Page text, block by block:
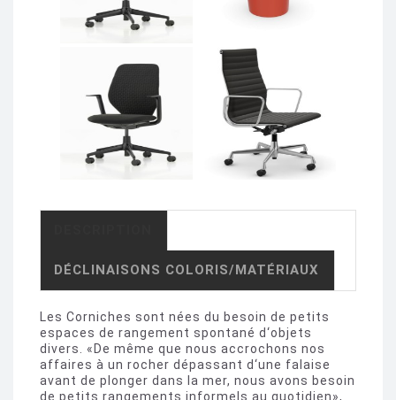
DÉCLINAISONS COLORIS/MATÉRIAUX
Les Corniches sont nées du besoin de petits
espaces de rangement spontané d‘objets
divers. «De même que nous accrochons nos
affaires à un rocher dépassant d‘une falaise
avant de plonger dans la mer, nous avons besoin
de petits rangements informels au quotidien»,